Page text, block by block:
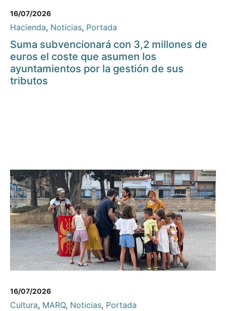
16/07/2026
Hacienda, Noticias, Portada
Suma subvencionará con 3,2 millones de
euros el coste que asumen los
ayuntamientos por la gestión de sus
tributos
16/07/2026
Cultura, MARQ, Noticias, Portada